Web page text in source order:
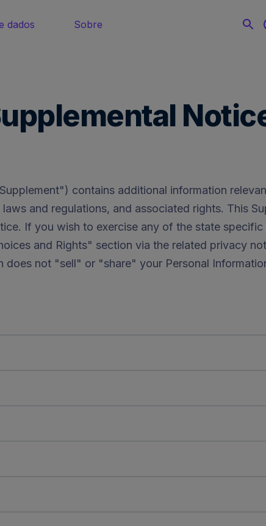
dados Sobre
contains additional information
and regulations, and associated rights. This
If you wish to exercise any of the state specific
and Rights" section via the related privacy
not "sell" or "share" your Personal